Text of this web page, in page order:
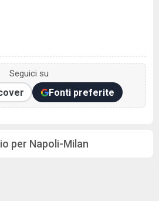
Seguici su
Fonti preferite
per Napoli-Milan